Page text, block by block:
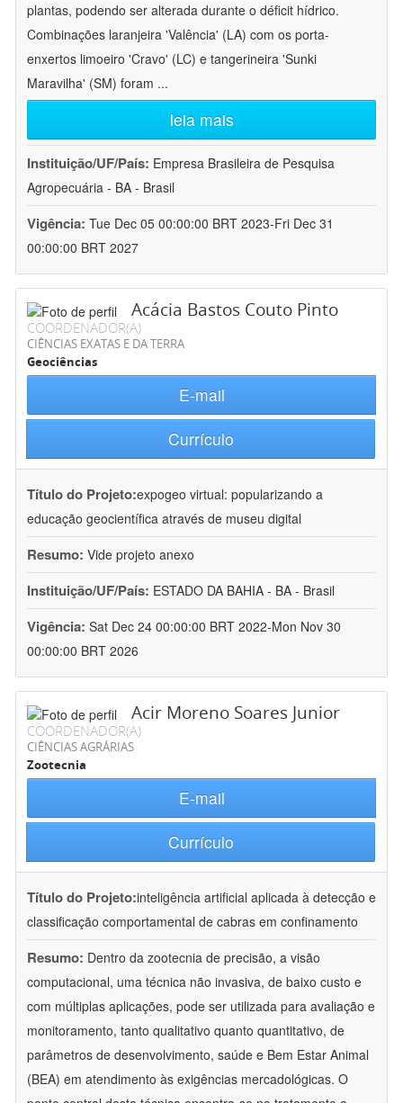
plantas, podendo ser alterada durante o déficit hídrico.
Combinações laranjeira 'Valência' (LA) com os porta-
enxertos limoeiro 'Cravo' (LC) e tangerineira 'Sunki
Maravilha' (SM) foram ...
leia mais
Instituição/UF/País: Empresa Brasileira de Pesquisa
Agropecuária - BA - Brasil
Vigência: Tue Dec 05 00:00:00 BRT 2023-Fri Dec 31
00:00:00 BRT 2027
Acácia Bastos Couto Pinto
COORDENADOR(A)
CIÊNCIAS EXATAS E DA TERRA
Geociências
E-mail
Currículo
Título do Projeto:expogeo virtual: popularizando a
educação geocientífica através de museu digital
Resumo: Vide projeto anexo
Instituição/UF/País: ESTADO DA BAHIA - BA - Brasil
Vigência: Sat Dec 24 00:00:00 BRT 2022-Mon Nov 30
00:00:00 BRT 2026
Acir Moreno Soares Junior
COORDENADOR(A)
CIÊNCIAS AGRÁRIAS
Zootecnia
E-mail
Currículo
Título do Projeto:inteligência artificial aplicada à detecção e
classificação comportamental de cabras em confinamento
Resumo: Dentro da zootecnia de precisão, a visão
computacional, uma técnica não invasiva, de baixo custo e
com múltiplas aplicações, pode ser utilizada para avaliação e
monitoramento, tanto qualitativo quanto quantitativo, de
parâmetros de desenvolvimento, saúde e Bem Estar Animal
(BEA) em atendimento às exigências mercadológicas. O